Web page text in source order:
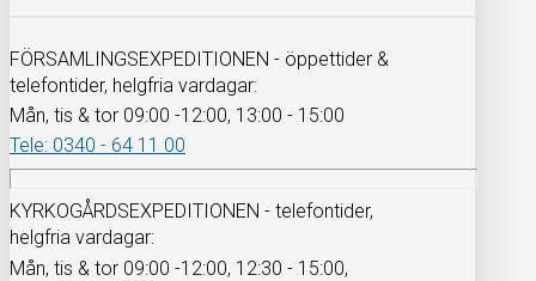
FÖRSAMLINGSEXPEDITIONEN - öppettider &
telefontider, helgfria vardagar:
Mån, tis & tor 09:00 -12:00, 13:00 - 15:00
Tele: 0340 - 64 11 00
KYRKOGÅRDSEXPEDITIONEN - telefontider,
helgfria vardagar:
Mån, tis & tor 09:00 -12:00, 12:30 - 15:00,